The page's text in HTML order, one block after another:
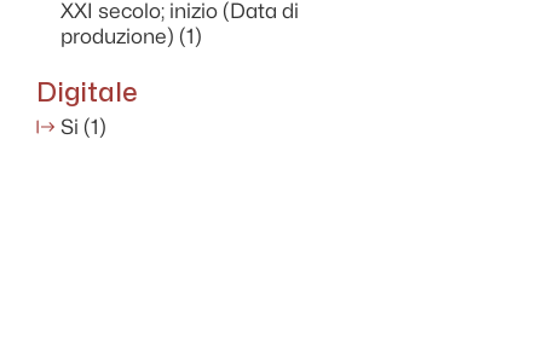
XXI secolo; inizio (Data di
produzione) (1)
Digitale
Si (1)